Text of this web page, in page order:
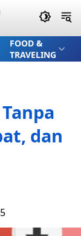
FOOD &
TRAVELING
dan